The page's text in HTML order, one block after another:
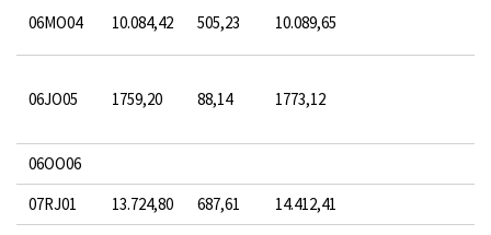
06MO04 10.084,42 505,23 10.089,65
06JO05 1759,20 88,14 1773,12
06OO06
07RJ01
13.724,80 687,61 14.412,41